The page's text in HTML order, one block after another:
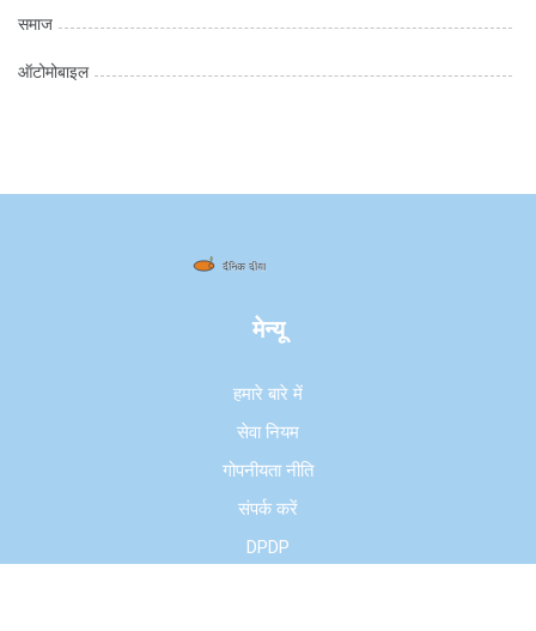
समाज
ऑटोमोबाइल
मेन्यू
हमारे बारे में
सेवा नियम
गोपनीयता नीति
संपर्क करें
DPDP